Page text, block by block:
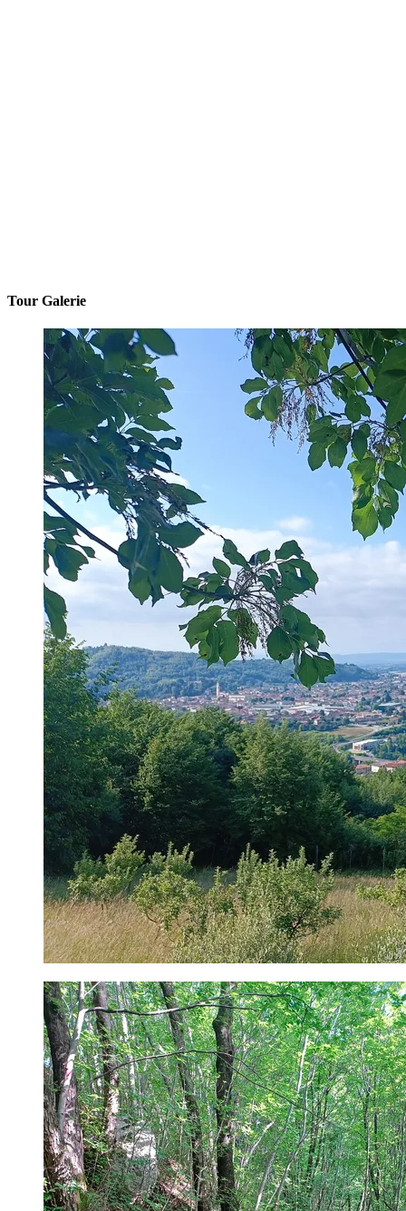
Tour Galerie